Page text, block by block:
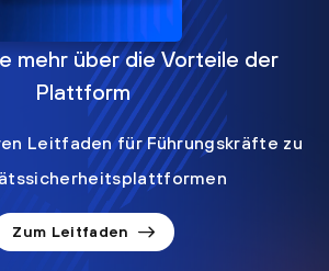
mehr über die Vorteile der
Plattform
Leitfaden für Führungskräfte zu
Zum Leitfaden